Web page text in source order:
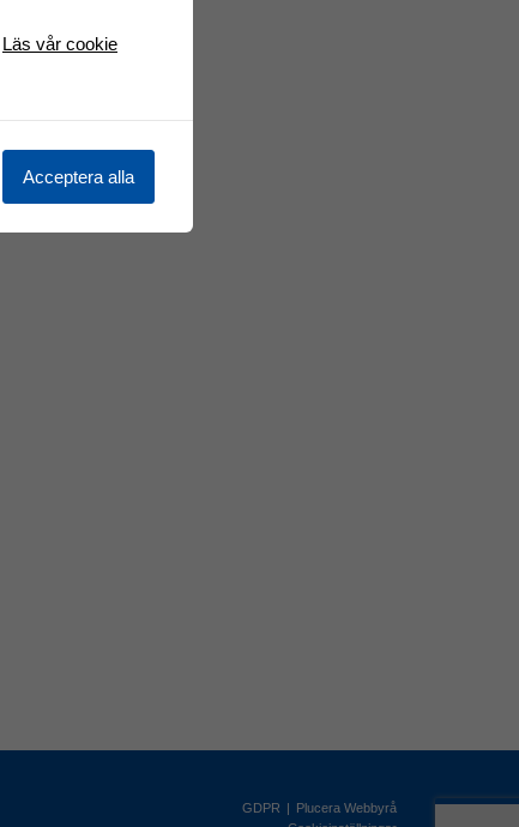
GDPR | Plucera Webbyrå
Läs vår cookie
Acceptera alla